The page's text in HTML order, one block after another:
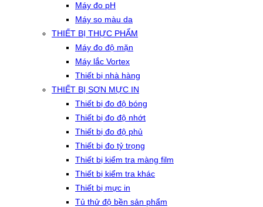
Máy đo pH
Máy so màu da
THIẾT BỊ THỰC PHẨM
Máy đo độ mặn
Máy lắc Vortex
Thiết bị nhà hàng
THIẾT BỊ SƠN MỰC IN
Thiết bị đo độ bóng
Thiết bị đo độ nhớt
Thiết bị đo độ phủ
Thiết bị đo tỷ trọng
Thiết bị kiểm tra màng film
Thiết bị kiểm tra khác
Thiết bị mực in
Tủ thử độ bền sản phẩm